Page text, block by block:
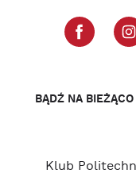
BĄDŹ NA BIEŻĄCO
Klub